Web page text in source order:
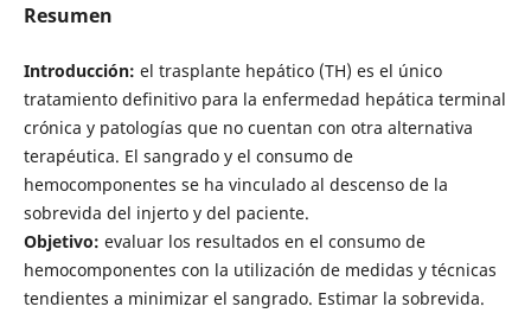
Resumen
Introducción: el trasplante hepático (TH) es el único
tratamiento definitivo para la enfermedad hepática terminal
crónica y patologías que no cuentan con otra alternativa
terapéutica. El sangrado y el consumo de
hemocomponentes se ha vinculado al descenso de la
sobrevida del injerto y del paciente.
Objetivo: evaluar los resultados en el consumo de
hemocomponentes con la utilización de medidas y técnicas
tendientes a minimizar el sangrado. Estimar la sobrevida.